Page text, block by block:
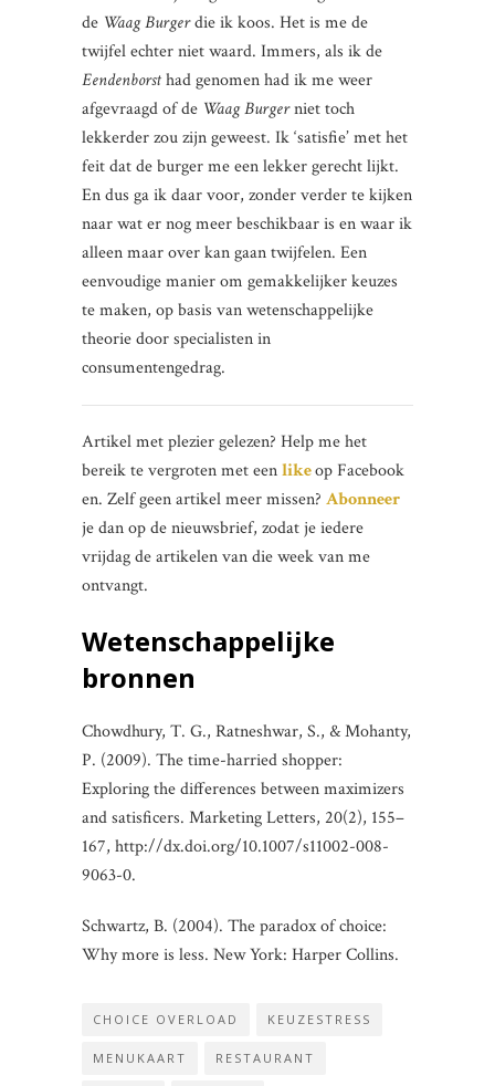
de Waag Burgerdie ik koos. Het is me de
twijfel echter niet waard. Immers, als ik de
Eendenborsthad genomen had ik me weer
afgevraagd of de Waag Burgerniet toch
lekkerder zou zijn geweest. Ik ‘satisfie’ met het
feit dat de burger me een lekker gerecht lijkt.
En dus ga ik daar voor, zonder verder te kijken
naar wat er nog meer beschikbaar is en waar ik
alleen maar over kan gaan twijfelen. Een
eenvoudige manier om gemakkelijker keuzes
te maken, op basis van wetenschappelijke
theorie door specialisten in
consumentengedrag.
Artikel met plezier gelezen? Help me het
bereik te vergroten met eenlikeop Facebook
en. Zelf geen artikel meer missen? Abonneer
je dan op de nieuwsbrief, zodat je iedere
vrijdag de artikelen van die week van me
ontvangt.
Wetenschappelijke
bronnen
Chowdhury, T. G., Ratneshwar, S., & Mohanty,
P. (2009). The time-harried shopper:
Exploring the differences between maximizers
and satisficers. Marketing Letters, 20(2), 155–
167, http://dx.doi.org/10.1007/s11002-008-
9063-0.
Schwartz, B. (2004). The paradox of choice:
Why more is less. New York: Harper Collins.
CHOICE OVERLOAD KEUZESTRESS
MENUKAART RESTAURANT